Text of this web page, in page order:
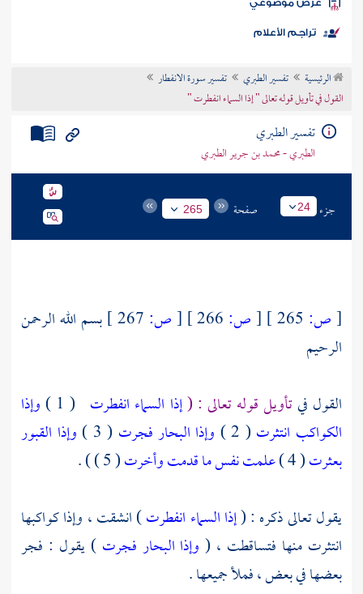
الكتب
موضوعي
تراجم الأعلام
الرئيسية تفسير الطبري
تفسير سورة الانفطار
القول في تأويل قوله تعالى " إذا السماء انفطرت "
تفسير الطبري
الطبري - محمد بن جرير الطبري
جزء 24 صفحة 265
[ص: [ص: [ص:
بسم الله الرحمن
الرحيم
القول فيتأويل قوله تعالى : (إذا السماء انفطرت ( 1 )
وإذا
الكواكب انتثرت ( 2 ) وإذا البحار فجرت ( 3 )
وإذا القبور
بعثرت( 4 ) علمت نفس ما قدمت وأخرت( 5 ) ) .
يقول تعالى ذكره : (إذا السماء انفطرت) انشقت ، وإذا كواكبها
انتثرت منها فتساقطت ، ( وإذا البحار فجرت) يقول : فجر
بعضها في بعض ، فملأ جميعها .